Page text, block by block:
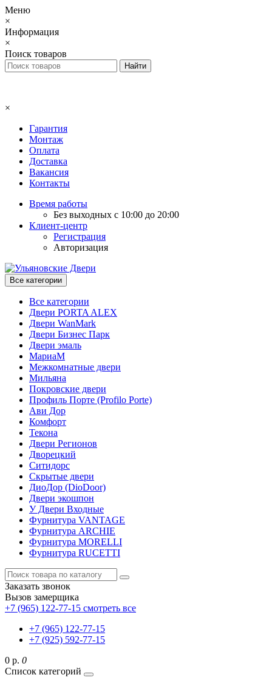
Меню
×
Информация
×
Поиск товаров
×
Гарантия
Монтаж
Оплата
Доставка
Вакансия
Контакты
Время работы
Без выходных с 10:00 до 20:00
Клиент-центр
Регистрация
Авторизация
Все категории
Все категории
Двери PORTA ALEX
Двери WanMark
Двери Бизнес Парк
Двери эмаль
МариаМ
Межкомнатные двери
Мильяна
Покровские двери
Профиль Порте (Profilo Porte)
Ави Дор
Комфорт
Текона
Двери Регионов
Дворецкий
Ситидорс
Скрытые двери
ДиоДор (DioDoor)
Двери экошпон
У Двери Входные
Фурнитура VANTAGE
Фурнитура ARCHIE
Фурнитура MORELLI
Фурнитура RUCETTI
Заказать звонок
Вызов замерщика
+7 (965) 122-77-15 смотреть все
+7 (965) 122-77-15
+7 (925) 592-77-15
0 р. 0
Список категорий